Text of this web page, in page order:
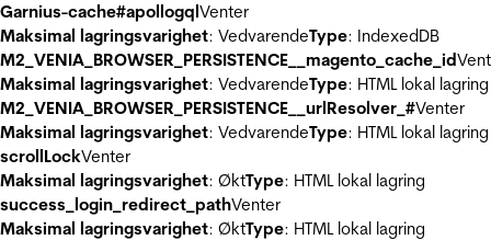
Garnius-cache#apollogqlVenter
Maksimal lagringsvarighet: VedvarendeType: IndexedDB
M2_VENIA_BROWSER_PERSISTENCE__magento_cache_id
Maksimal lagringsvarighet: VedvarendeType: HTML lokal lagring
M2_VENIA_BROWSER_PERSISTENCE__urlResolver_#Venter
Maksimal lagringsvarighet: VedvarendeType: HTML lokal lagring
scrollLockVenter
Maksimal lagringsvarighet: ØktType: HTML lokal lagring
success_login_redirect_pathVenter
Maksimal lagringsvarighet: ØktType: HTML lokal lagring